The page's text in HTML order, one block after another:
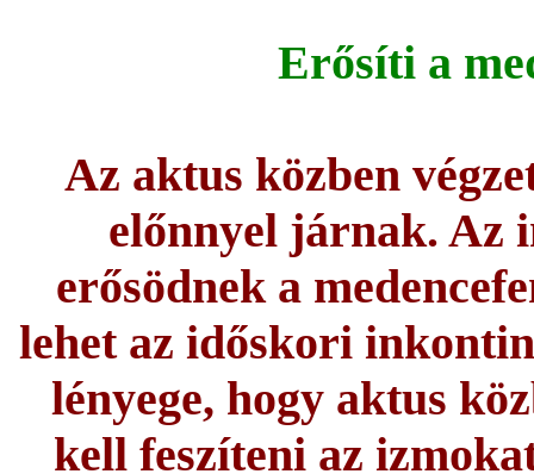
Erősíti a
Az aktus közben
előnnyel járnak. Az
erősödnek a
lehet az időskori
lényege, hogy aktus
kell feszíteni az